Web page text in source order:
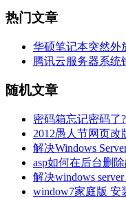
热门文章
华硕笔记本突然外
腾讯云服务器系统
随机文章
密码箱忘记密码了
2012愚人节网页
解决Windows
asp如何在后台删
解决windows
window7家庭版 安